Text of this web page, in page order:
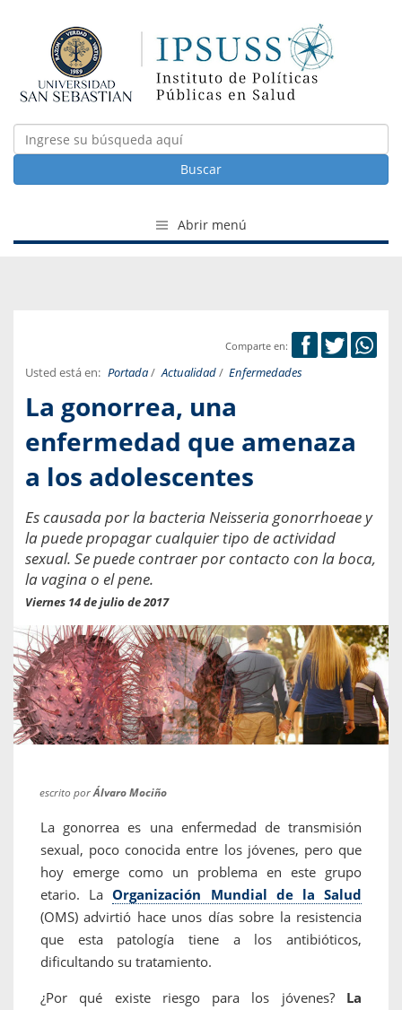
Buscar
Abrir menú
Comparte en:
Usted está en: Portada/ Actualidad/ Enfermedades
La gonorrea, una
enfermedad que amenaza
a los adolescentes
Es causada por la bacteria Neisseria gonorrhoeae y
la puede propagar cualquier tipo de actividad
sexual. Se puede contraer por contacto con la boca,
la vagina o el pene.
Viernes 14 de julio de 2017
escrito porÁlvaro Mociño
La gonorrea es una enfermedad de transmisión
sexual, poco conocida entre los jóvenes, pero que
hoy emerge como un problema en este grupo
etario. LaOrganización Mundial de la Salud
(OMS) advirtió hace unos días sobre la resistencia
que esta patología tiene a los antibióticos,
dificultando su tratamiento.
¿Por qué existe riesgo para los jóvenes? La